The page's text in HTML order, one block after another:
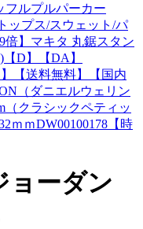
ルプルパーカー
ップス/スウェット/パ
倍】マキタ 丸鋸スタン
【D】【DA】
【送料無料】【国内
（ダニエルウェリン
（クラシックペティッ
ｍｍDW00100178【時
ョーダン